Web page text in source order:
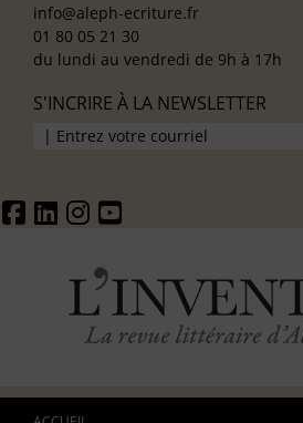
info@aleph-ecriture.fr
01 80 05 21 30
du lundi au vendredi de 9h à 17h
S'INCRIRE À LA NEWSLETTER